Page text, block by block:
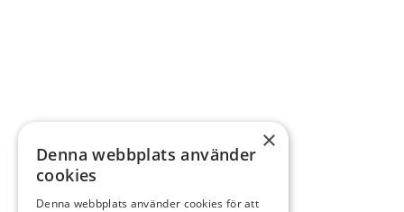
×
Denna webbplats använder
cookies
Denna webbplats använder cookies för att